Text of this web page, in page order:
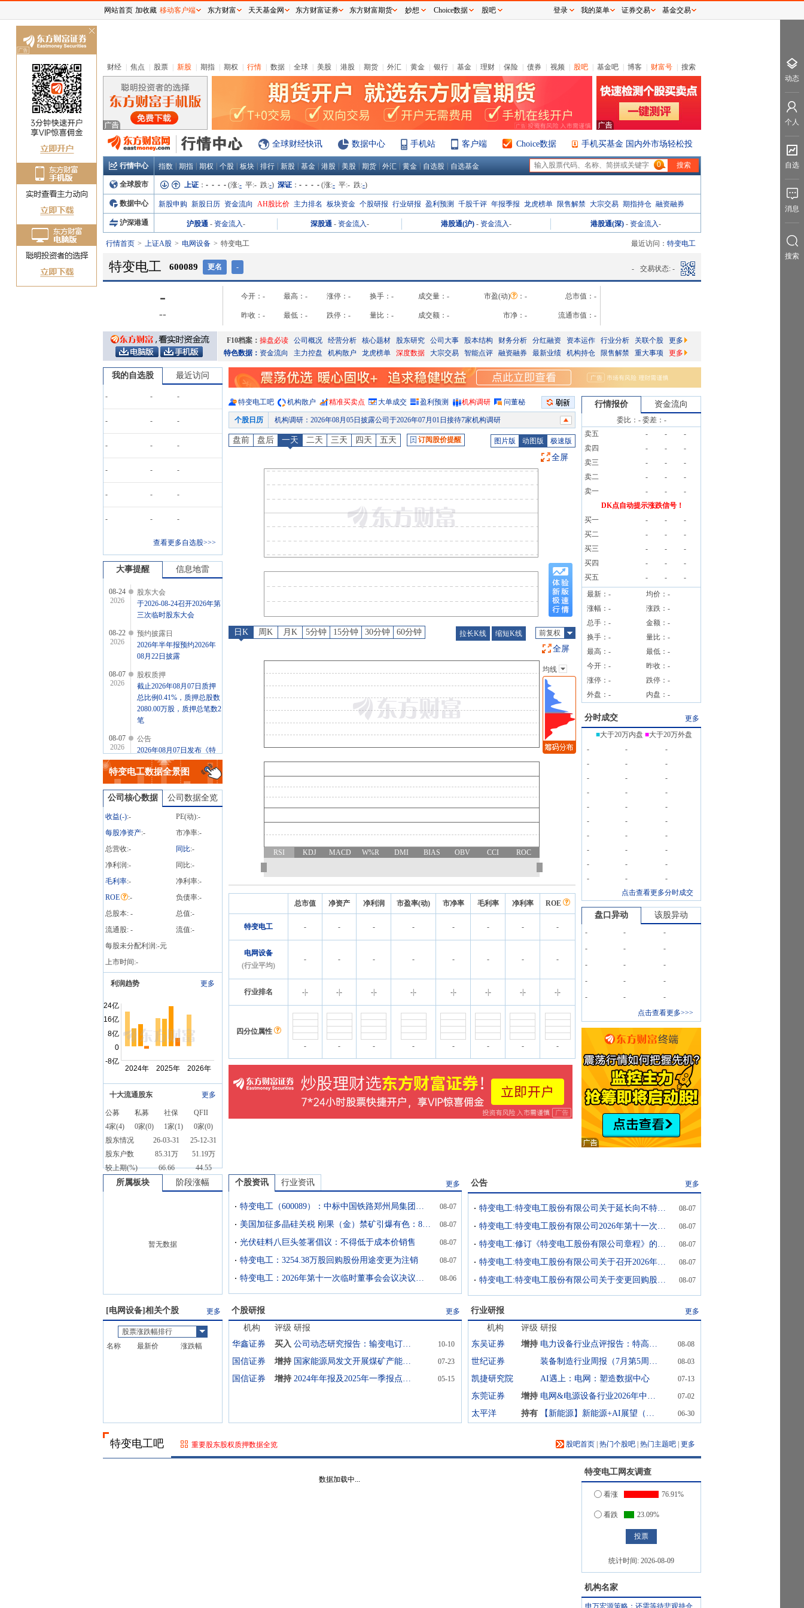
财经 焦点 股票 新股 期指 期权 行情 数据 全球 美股 港股 期货 外汇 黄金 银行 基金 理财 保险 债券 视频 股吧 基金吧 博客 财富号 搜索
全球财经快讯 数据中心 手机站 客户端 Choice数据 手机买基金 国内外市场轻松投
行情中心 指数 期指 期权 个股 板块 排行 新股 基金 港股 美股 期货 外汇 黄金 自选股 自选基金 0
全球股市 上证 ： - - - - (涨:- 平:- 跌:-) 深证 ： - - - - (涨:- 平:- 跌:-)
数据中心 新股申购 新股日历 资金流向 AH股比价 主力排名 板块资金 个股研报 行业研报 盈利预测 千股千评 年报季报 龙虎榜单 限售解禁 大宗交易 期指持仓 融资融券
沪深港通 沪股通 - 资金流入- 深股通 - 资金流入- 港股通(沪) - 资金流入- 港股通(深) - 资金流入-
行情首页 上证A股 电网设备 特变电工 最近访问： 特变电工
特变电工 600089 更名 - - 交易状态: -
-
--
今开： - 最高： - 涨停： - 换手： - 成交量： - 市盈(动) ： - 总市值： -
昨收： - 最低： - 跌停： - 量比： - 成交额： - 市净： - 流通市值： -
F10档案： 操盘必读 公司概况 经营分析 核心题材 股东研究 公司大事 股本结构 财务分析 分红融资 资本运作 行业分析 关联个股
更多
特色数据： 资金流向 主力控盘 机构散户 龙虎榜单 深度数据 大宗交易 智能点评 融资融券 最新业绩 机构持仓 限售解禁 重大事项 更多
我的自选股 最近访问
- - -
- - -
- - -
- - -
- - -
- - -
查看更多自选股>>>
大事提醒 信息地雷
08-24
2026
股东大会
于2026-08-24召开2026年第
三次临时股东大会
08-22
2026
预约披露日
2026年半年报预约2026年
08月22日披露
08-07
2026
股权质押
截止2026年08月07日质押
总比例0.41%，质押总股数
2080.00万股，质押总笔数2
笔
08-07
2026
公告
2026年08月07日发布《特
变电工:特变电工股份有限
公司关于召开2026年第三
次临时股东会的通知》等6
条公告
特变电工数据全景图
公司核心数据 公司数据全览
收益(-):- PE(动):-
每股净资产:- 市净率:-
总营收:- 同比:-
净利润:- 同比:-
毛利率:- 净利率:-
ROE
:- 负债率:-
总股本: - 总值:-
流通股: - 流值:-
每股未分配利润:-元
上市时间:-
利润趋势 更多
十大流通股东 更多
公募 私募 社保
QFII
4家(4) 0家(0) 1家(1) 0家(0)
股东情况
26-03-31
25-12-31
股东户数
85.31万
51.19万
较上期(%)
66.66 44.55
特变电工吧 机构散户 精准买卖点 大单成交 盈利预测 机构调研 问董秘
个股日历 机构调研 ： 2026年08月05日披露公司于2026年07月01日接待7家机构调研
股权质押：截止2026年07月31日质押总比例0.41%，质押总股数2080.00万股，质押总笔数2笔
股权质押
截止2026年07月24日质押总比例0.41%，质押总股数2080.00万股，质押总笔数2笔
股权质押：截止2026年07月17日质押总比例0.41%，质押总股数2080.00万股，质押总笔数2笔
机构调研 ：2026年07月09日披露公司于2026年06月01日接待8家机构调研
股东大会：于2026-08-24召开2026年第三次临时股东大会
预约披露日：2026年半年报预约2026年08月22日披露
公告：2026年08月07日发布《特变电工:特变电工股份有限公司关于召开2026年第三次临时股东会的通知》等6条公告
盘前 盘后 一天 二天 三天 四天 五天 订阅股价提醒 图片版 动图版 极速版
全屏
日K 周K 月K 5分钟 15分钟 30分钟 60分钟 拉长K线 缩短K线 前复权
全屏
主图指标
均线
EXPMA
SAR
BBI
RSI KDJ MACD W%R DMI BIAS OBV CCI ROC
均线
总市值 净资产 净利润 市盈率(动) 市净率 毛利率 净利率 ROE
特变电工 - - - - - - - -
电网设备
(行业平均)
- - - - - - - -
行业排名 -- -- -|- -- -|- -|- -|- --
四分位属性
-
- - - - - - -
行情报价 资金流向
委比： -委差： -
卖五
- -
-
卖四
- -
-
卖三
- -
-
卖二
- -
-
卖一
- -
-
DK点自动提示涨跌信号！
买一
- -
-
买二
- -
-
买三
- -
-
买四
- -
-
买五
- -
-
最新： - 均价： -
涨幅： - 涨跌： -
总手： - 金额： -
换手： - 量比： -
最高： - 最低： -
今开： - 昨收： -
涨停： - 跌停： -
外盘： - 内盘： -
分时成交
更多
■大于20万内盘 ■大于20万外盘
-
-
-
-
-
-
-
-
-
-
-
-
-
-
-
-
-
-
-
-
-
-
-
-
-
-
-
-
-
-
点击查看更多分时成交
盘口异动 该股异动
- -
-
-
-
-
-
-
-
-
-
-
-
-
-
点击查看更多>>>
所属板块 阶段涨幅
暂无数据
个股资讯 行业资讯 更多
特变电工（600089）：中标中国铁路郑州局集团有限公司郑州南站工程建设指挥部采购项目，中标金额为1545.00万元 08-07
美国加征多晶硅关税 刚果（金）禁矿引爆有色：8月7日大宗商品情报 08-07
光伏硅料八巨头签署倡议：不得低于成本价销售 08-07
特变电工：3254.38万股回购股份用途变更为注销 08-07
特变电工：2026年第十一次临时董事会会议决议公告 08-06
公告 更多
特变电工:特变电工股份有限公司关于延长向不特定对象发行可转换公司债券股东会决议有效期及相关授权期限的公告 08-07
特变电工:特变电工股份有限公司2026年第十一次临时董事会会议决议公告 08-07
特变电工:修订《特变电工股份有限公司章程》的公告 08-07
特变电工:特变电工股份有限公司关于召开2026年第三次临时股东会的通知 08-07
特变电工:特变电工股份有限公司关于变更回购股份用途并注销暨减少注册资本的公告 08-07
[电网设备]相关个股 更多
股票涨跌幅排行
名称
最新价 涨跌幅
个股研报 更多
机构 评级 研报
华鑫证券
买入 公司动态研究报告：输变电订单高增，中标沙特大单 10-10
国信证券 增持 国家能源局发文开展煤矿产能核查，煤炭行业或迎来盈利修复 07-23
国信证券 增持 2024年年报及2025年一季报点评：输变电、能源业务稳步推进，多晶硅板块盈利承压 05-15
行业研报 更多
机构 评级 研报
东吴证券
增持 电力设备行业点评报告：特高压景气度再攀高峰，输变电设备有望好转 08-08
世纪证券 装备制造行业周报（7月第5周）：磷酸铁锂出口量价齐升 08-03
凯捷研究院 AI遇上：电网：塑造数据中心 07-13
东莞证券 增持 电网&电源设备行业2026年中期投资策略：内外景气三维共振，电网出海与算力配电双轮启航 07-02
太平洋 持有 【新能源】新能源+AI展望（第9期）：钠电驱动储能产业重构 06-30
特变电工吧 重要股东股权质押数据全览 股吧首页 热门个股吧 热门主题吧 更多
特变电工网友调查
看涨 76.91%
看跌 23.09%
统计时间: 2026-08-09
机构名家
申万宏源策略：还需等待悲观持仓
网站首页 加收藏 移动客户端 东方财富 天天基金网 东方财富证券 东方财富期货 妙想 Choice数据 股吧 登录 我的菜单 证券交易 基金交易
动态
个人
自选
消息
搜索